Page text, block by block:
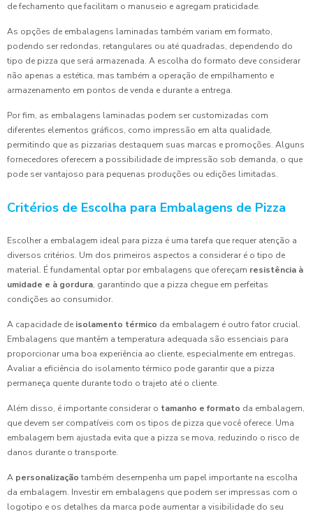
de fechamento que facilitam o manuseio e agregam praticidade.
As opções de embalagens laminadas também variam em formato,
podendo ser redondas, retangulares ou até quadradas, dependendo do
tipo de pizza que será armazenada. A escolha do formato deve considerar
não apenas a estética, mas também a operação de empilhamento e
armazenamento em pontos de venda e durante a entrega.
Por fim, as embalagens laminadas podem ser customizadas com
diferentes elementos gráficos, como impressão em alta qualidade,
permitindo que as pizzarias destaquem suas marcas e promoções. Alguns
fornecedores oferecem a possibilidade de impressão sob demanda, o que
pode ser vantajoso para pequenas produções ou edições limitadas.
Critérios de Escolha para Embalagens de Pizza
Escolher a embalagem ideal para pizza é uma tarefa que requer atenção a
diversos critérios. Um dos primeiros aspectos a considerar é o tipo de
material. É fundamental optar por embalagens que ofereçam resistência à
umidade e à gordura, garantindo que a pizza chegue em perfeitas
condições ao consumidor.
A capacidade de isolamento térmico da embalagem é outro fator crucial.
Embalagens que mantêm a temperatura adequada são essenciais para
proporcionar uma boa experiência ao cliente, especialmente em entregas.
Avaliar a eficiência do isolamento térmico pode garantir que a pizza
permaneça quente durante todo o trajeto até o cliente.
Além disso, é importante considerar o tamanho e formato da embalagem,
que devem ser compatíveis com os tipos de pizza que você oferece. Uma
embalagem bem ajustada evita que a pizza se mova, reduzindo o risco de
danos durante o transporte.
A personalização também desempenha um papel importante na escolha
da embalagem. Investir em embalagens que podem ser impressas com o
logotipo e os detalhes da marca pode aumentar a visibilidade do seu